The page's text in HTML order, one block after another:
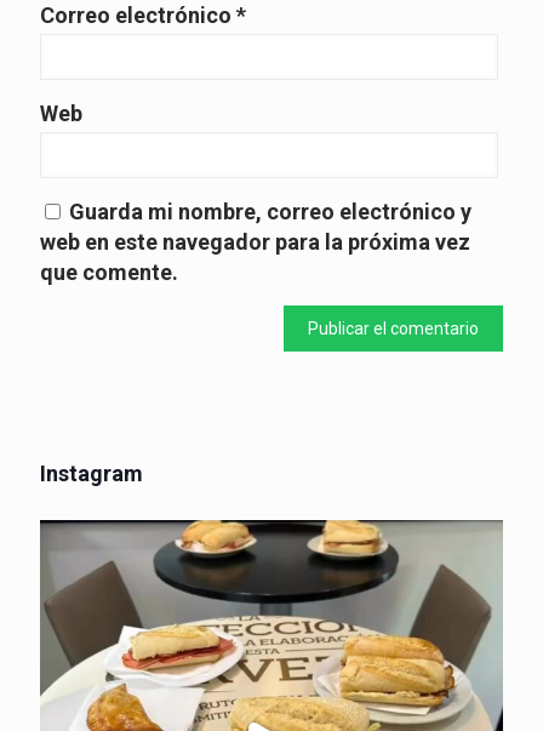
Correo electrónico *
Web
Guarda mi nombre, correo electrónico y
web en este navegador para la próxima vez
que comente.
Instagram